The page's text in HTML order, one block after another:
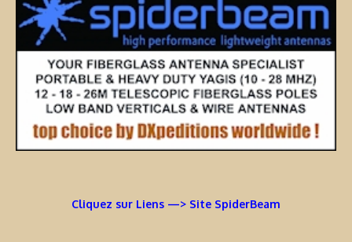
Cliquez sur Liens —> Site SpiderBeam